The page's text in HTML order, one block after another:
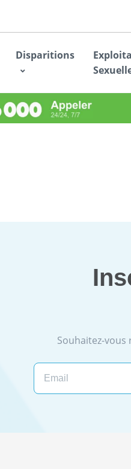
Disparitions
Souhaitez-
Email